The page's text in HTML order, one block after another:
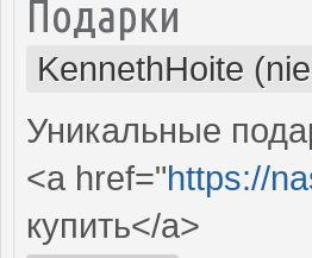
Подарки
KennethHoite
Уникальные
<a href="https://
купить</a>